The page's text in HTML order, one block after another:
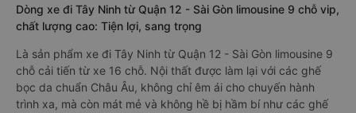
Dòng xe đi Tây Ninh từ Quận 12 - Sài Gòn limousine 9 chỗ vip,
chất lượng cao: Tiện lợi, sang trọng
Là sản phẩm xe đi Tây Ninh từ Quận 12 - Sài Gòn limousine 9
chỗ cải tiến từ xe 16 chỗ. Nội thất được làm lại với các ghế
bọc da chuẩn Châu Âu, không chỉ êm ái cho chuyến hành
trình xa, mà còn mát mẻ và không hề bị hầm bí như các ghế